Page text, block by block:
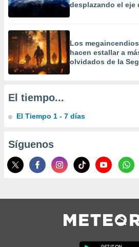
mediante
publicidad
de
desplazando el eje
Los
hacen estallar a
olvidados de la
El tiempo...
El Tiempo 1 - 7 días
Síguenos